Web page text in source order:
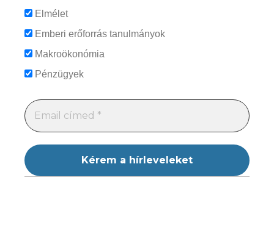
Elmélet
Emberi erőforrás tanulmányok
Makroökonómia
Pénzügyek